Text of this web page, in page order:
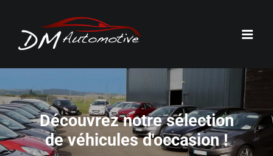
contenu
Découvrez notre sélection
de véhicules d'occasion !